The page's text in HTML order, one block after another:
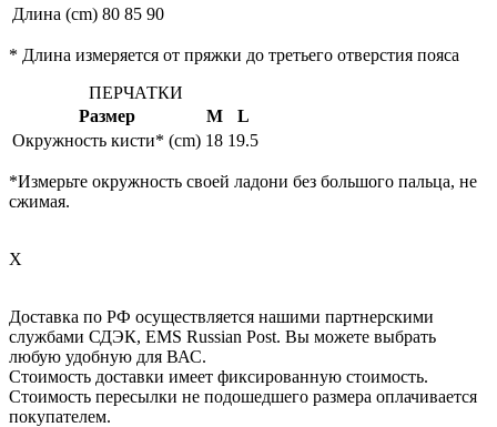
Длина (cm) 80 85 90
* Длина измеряется от пряжки до третьего отверстия пояса
ПЕРЧАТКИ
Размер
M
L
Окружность кисти* (cm) 18 19.5
*Измерьте окружность своей ладони без большого пальца, не
сжимая.
X
Доставка по РФ осуществляется нашими партнерскими
службами СДЭК, EMS Russian Post. Вы можете выбрать
любую удобную для ВАС.
Стоимость доставки имеет фиксированную стоимость.
Стоимость пересылки не подошедшего размера оплачивается
покупателем.